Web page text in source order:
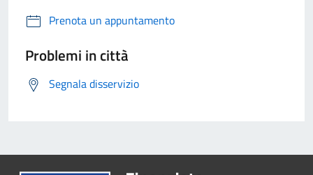
Prenota un appuntamento
Problemi in città
Segnala disservizio